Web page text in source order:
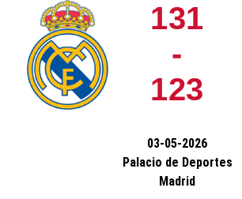
131
-
123
03-05-2026
Palacio de Deportes
Madrid